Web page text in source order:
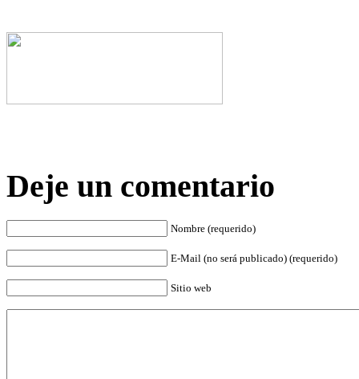
Deje un comentario
Nombre (requerido)
E-Mail (no será publicado) (requerido)
Sitio web